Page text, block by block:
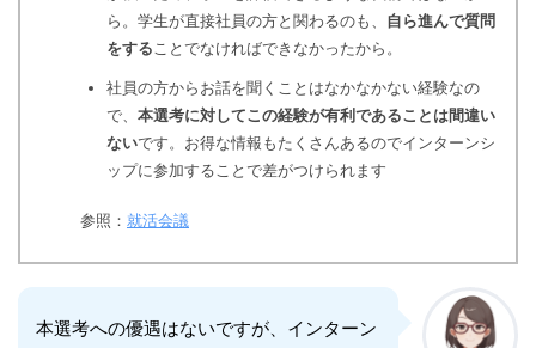
ら。学生が直接社員の方と関わるのも、 自ら進んで質問
をする ことでなければできなかったから。
社員の方からお話を聞くことはなかなかない経験なの
で、 本選考に対してこの経験が有利であることは間違い
ないです。お得な情報もたくさんあるのでインターンシ
ップに参加することで差がつけられます
参照： 就活会議
本選考への優遇はないですが、インターン